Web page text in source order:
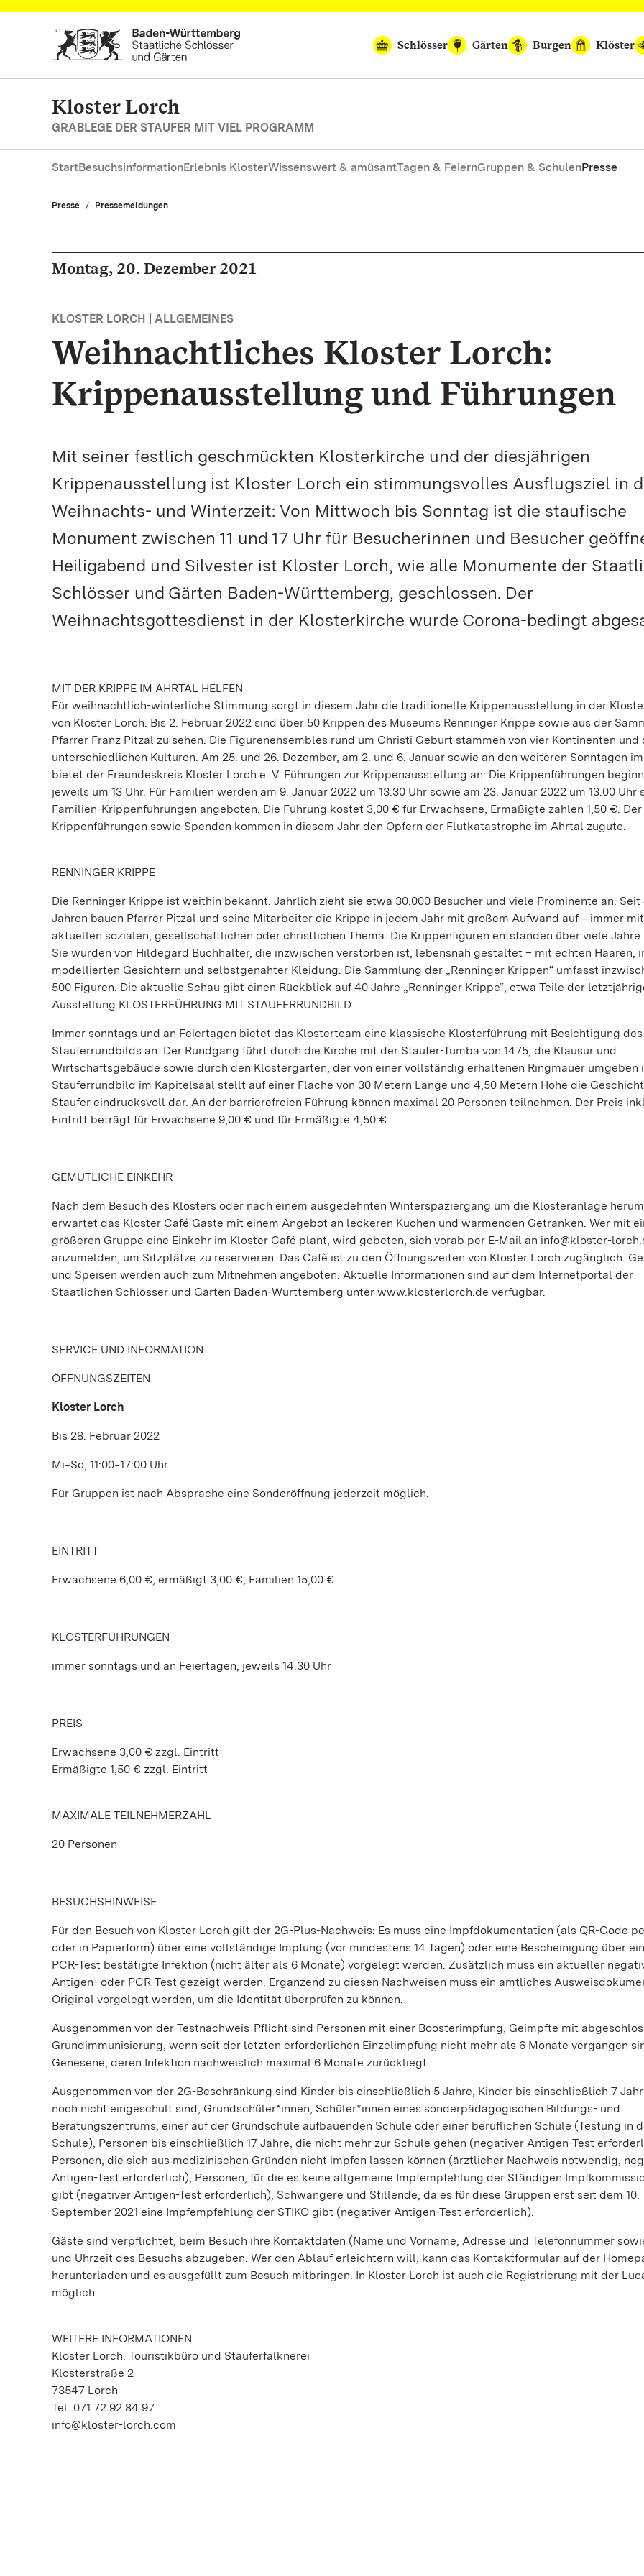
Zum Hauptinhalt springen
Schlösser
Gärten Burgen Klöster
Kloster Lorch
GRABLEGE DER STAUFER MIT VIEL PROGRAMM
StartBesuchsinformationErlebnis KlosterWissenswert & amüsantTagen & FeiernGruppen & SchulenPresse
Presse Pressemeldungen
Montag, 20. Dezember 2021
KLOSTER LORCH | ALLGEMEINES
Weihnachtliches Kloster Lorch:
Krippenausstellung und Führungen
Mit seiner festlich geschmückten Klosterkirche und der diesjährigen
Krippenausstellung ist Kloster Lorch ein stimmungsvolles Ausflugsziel in
Weihnachts- und Winterzeit: Von Mittwoch bis Sonntag ist die staufische
Monument zwischen 11 und 17 Uhr für Besucherinnen und Besucher
Heiligabend und Silvester ist Kloster Lorch, wie alle Monumente der
Schlösser und Gärten Baden-Württemberg, geschlossen. Der
Weihnachtsgottesdienst in der Klosterkirche wurde Corona-bedingt
MIT DER KRIPPE IM AHRTAL HELFEN
Für weihnachtlich-winterliche Stimmung sorgt in diesem Jahr die traditionelle Krippenausstellung in der
von Kloster Lorch: Bis 2. Februar 2022 sind über 50 Krippen des Museums Renninger Krippe sowie aus der
Pfarrer Franz Pitzal zu sehen. Die Figurenensembles rund um Christi Geburt stammen von vier Kontinenten und
unterschiedlichen Kulturen. Am 25. und 26. Dezember, am 2. und 6. Januar sowie an den weiteren Sonntagen
bietet der Freundeskreis Kloster Lorch e. V. Führungen zur Krippenausstellung an: Die Krippenführungen
jeweils um 13 Uhr. Für Familien werden am 9. Januar 2022 um 13:30 Uhr sowie am 23. Januar 2022 um 13:00 Uhr
Familien-Krippenführungen angeboten. Die Führung kostet 3,00 € für Erwachsene, Ermäßigte zahlen 1,50 €.
Krippenführungen sowie Spenden kommen in diesem Jahr den Opfern der Flutkatastrophe im Ahrtal zugute.
RENNINGER KRIPPE
Die Renninger Krippe ist weithin bekannt. Jährlich zieht sie etwa 30.000 Besucher und viele Prominente an. Seit
Jahren bauen Pfarrer Pitzal und seine Mitarbeiter die Krippe in jedem Jahr mit großem Aufwand auf ‒ immer
aktuellen sozialen, gesellschaftlichen oder christlichen Thema. Die Krippenfiguren entstanden über viele Jahre
Sie wurden von Hildegard Buchhalter, die inzwischen verstorben ist, lebensnah gestaltet – mit echten Haaren,
modellierten Gesichtern und selbstgenähter Kleidung. Die Sammlung der „Renninger Krippen“ umfasst
500 Figuren. Die aktuelle Schau gibt einen Rückblick auf 40 Jahre „Renninger Krippe“, etwa Teile der
Ausstellung.KLOSTERFÜHRUNG MIT STAUFERRUNDBILD
Immer sonntags und an Feiertagen bietet das Klosterteam eine klassische Klosterführung mit Besichtigung des
Stauferrundbilds an. Der Rundgang führt durch die Kirche mit der Staufer-Tumba von 1475, die Klausur und
Wirtschaftsgebäude sowie durch den Klostergarten, der von einer vollständig erhaltenen Ringmauer umgeben
Stauferrundbild im Kapitelsaal stellt auf einer Fläche von 30 Metern Länge und 4,50 Metern Höhe die
Staufer eindrucksvoll dar. An der barrierefreien Führung können maximal 20 Personen teilnehmen. Der Preis
Eintritt beträgt für Erwachsene 9,00 € und für Ermäßigte 4,50 €.
GEMÜTLICHE EINKEHR
Nach dem Besuch des Klosters oder nach einem ausgedehnten Winterspaziergang um die Klosteranlage
erwartet das Kloster Café Gäste mit einem Angebot an leckeren Kuchen und wärmenden Getränken. Wer mit
größeren Gruppe eine Einkehr im Kloster Café plant, wird gebeten, sich vorab per E-Mail an info@kloster-
anzumelden, um Sitzplätze zu reservieren. Das Cafè ist zu den Öffnungszeiten von Kloster Lorch zugänglich.
und Speisen werden auch zum Mitnehmen angeboten. Aktuelle Informationen sind auf dem Internetportal der
Staatlichen Schlösser und Gärten Baden-Württemberg unter www.klosterlorch.de verfügbar.
SERVICE UND INFORMATION
ÖFFNUNGSZEITEN
Kloster Lorch
Bis 28. Februar 2022
Mi‒So, 11:00‒17:00 Uhr
Für Gruppen ist nach Absprache eine Sonderöffnung jederzeit möglich.
EINTRITT
Erwachsene 6,00 €, ermäßigt 3,00 €, Familien 15,00 €
KLOSTERFÜHRUNGEN
immer sonntags und an Feiertagen, jeweils 14:30 Uhr
PREIS
Erwachsene 3,00 € zzgl. Eintritt
Ermäßigte 1,50 € zzgl. Eintritt
MAXIMALE TEILNEHMERZAHL
20 Personen
BESUCHSHINWEISE
Für den Besuch von Kloster Lorch gilt der 2G-Plus-Nachweis: Es muss eine Impfdokumentation (als QR-Code
oder in Papierform) über eine vollständige Impfung (vor mindestens 14 Tagen) oder eine Bescheinigung über
PCR-Test bestätigte Infektion (nicht älter als 6 Monate) vorgelegt werden. Zusätzlich muss ein aktueller
Antigen- oder PCR-Test gezeigt werden. Ergänzend zu diesen Nachweisen muss ein amtliches
Original vorgelegt werden, um die Identität überprüfen zu können.
Ausgenommen von der Testnachweis-Pflicht sind Personen mit einer Boosterimpfung, Geimpfte mit
Grundimmunisierung, wenn seit der letzten erforderlichen Einzelimpfung nicht mehr als 6 Monate vergangen
Genesene, deren Infektion nachweislich maximal 6 Monate zurückliegt.
Ausgenommen von der 2G-Beschränkung sind Kinder bis einschließlich 5 Jahre, Kinder bis einschließlich 7
noch nicht eingeschult sind, Grundschüler*innen, Schüler*innen eines sonderpädagogischen Bildungs- und
Beratungszentrums, einer auf der Grundschule aufbauenden Schule oder einer beruflichen Schule (Testung in
Schule), Personen bis einschließlich 17 Jahre, die nicht mehr zur Schule gehen (negativer Antigen-Test
Personen, die sich aus medizinischen Gründen nicht impfen lassen können (ärztlicher Nachweis notwendig,
Antigen-Test erforderlich), Personen, für die es keine allgemeine Impfempfehlung der Ständigen
gibt (negativer Antigen-Test erforderlich), Schwangere und Stillende, da es für diese Gruppen erst seit dem 10.
September 2021 eine Impfempfehlung der STIKO gibt (negativer Antigen-Test erforderlich).
Gäste sind verpflichtet, beim Besuch ihre Kontaktdaten (Name und Vorname, Adresse und Telefonnummer
und Uhrzeit des Besuchs abzugeben. Wer den Ablauf erleichtern will, kann das Kontaktformular auf der
herunterladen und es ausgefüllt zum Besuch mitbringen. In Kloster Lorch ist auch die Registrierung mit der
möglich.
WEITERE INFORMATIONEN
Kloster Lorch. Touristikbüro und Stauferfalknerei
Klosterstraße 2
73547 Lorch
Tel. 071 72.92 84 97
info@kloster-lorch.com